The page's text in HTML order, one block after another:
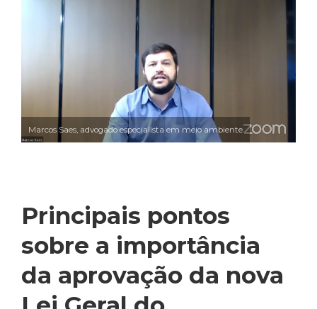
Marcos Saes, advogado especialista em meio ambiente
Principais pontos
sobre a importância
da aprovação da nova